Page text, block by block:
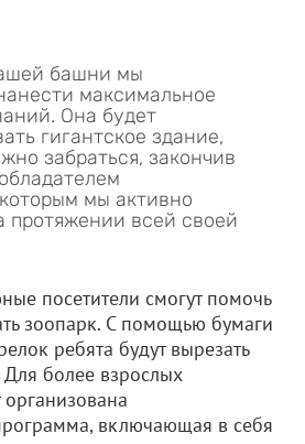
башни мы
максимальное
Она будет
гигантское здание,
забраться, закончив
мы активно
протяжении всей своей
посетители смогут помочь
зоопарк. С помощью бумаги
ребята будут вырезать
более взрослых
организована
включающая в себя